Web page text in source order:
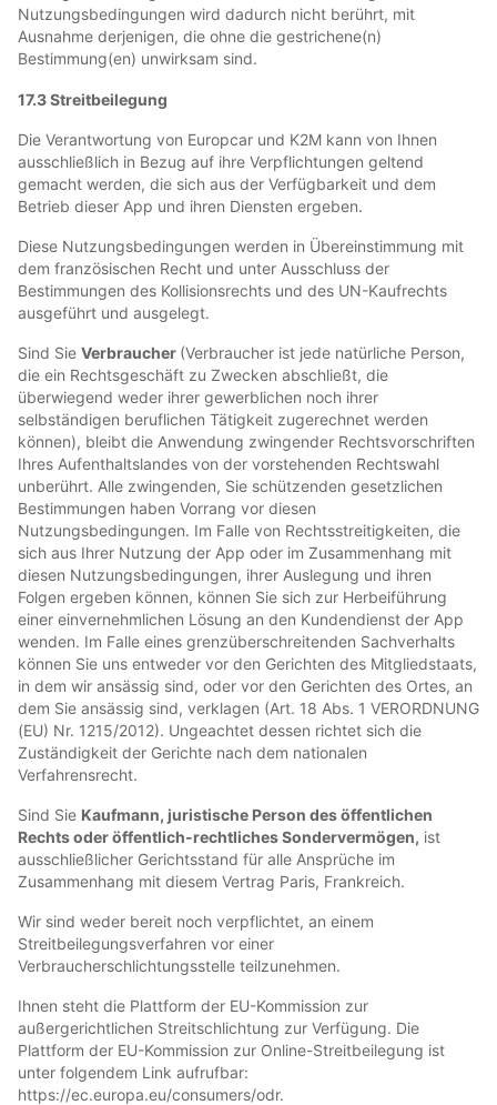
Nutzungsbedingungen wird dadurch nicht berührt, mit
Ausnahme derjenigen, die ohne die gestrichene(n)
Bestimmung(en) unwirksam sind.
17.3 Streitbeilegung
Die Verantwortung von Europcar und K2M kann von Ihnen
ausschließlich in Bezug auf ihre Verpflichtungen geltend
gemacht werden, die sich aus der Verfügbarkeit und dem
Betrieb dieser App und ihren Diensten ergeben.
Diese Nutzungsbedingungen werden in Übereinstimmung mit
dem französischen Recht und unter Ausschluss der
Bestimmungen des Kollisionsrechts und des UN-Kaufrechts
ausgeführt und ausgelegt.
Sind Sie Verbraucher (Verbraucher ist jede natürliche Person,
die ein Rechtsgeschäft zu Zwecken abschließt, die
überwiegend weder ihrer gewerblichen noch ihrer
selbständigen beruflichen Tätigkeit zugerechnet werden
können), bleibt die Anwendung zwingender Rechtsvorschriften
Ihres Aufenthaltslandes von der vorstehenden Rechtswahl
unberührt. Alle zwingenden, Sie schützenden gesetzlichen
Bestimmungen haben Vorrang vor diesen
Nutzungsbedingungen. Im Falle von Rechtsstreitigkeiten, die
sich aus Ihrer Nutzung der App oder im Zusammenhang mit
diesen Nutzungsbedingungen, ihrer Auslegung und ihren
Folgen ergeben können, können Sie sich zur Herbeiführung
einer einvernehmlichen Lösung an den Kundendienst der App
wenden. Im Falle eines grenzüberschreitenden Sachverhalts
können Sie uns entweder vor den Gerichten des Mitgliedstaats,
in dem wir ansässig sind, oder vor den Gerichten des Ortes, an
dem Sie ansässig sind, verklagen (Art. 18 Abs. 1 VERORDNUNG
(EU) Nr. 1215/2012). Ungeachtet dessen richtet sich die
Zuständigkeit der Gerichte nach dem nationalen
Verfahrensrecht.
Sind Sie Kaufmann, juristische Person des öffentlichen
Rechts oder öffentlich-rechtliches Sondervermögen, ist
ausschließlicher Gerichtsstand für alle Ansprüche im
Zusammenhang mit diesem Vertrag Paris, Frankreich.
Wir sind weder bereit noch verpflichtet, an einem
Streitbeilegungsverfahren vor einer
Verbraucherschlichtungsstelle teilzunehmen.
Ihnen steht die Plattform der EU-Kommission zur
außergerichtlichen Streitschlichtung zur Verfügung. Die
Plattform der EU-Kommission zur Online-Streitbeilegung ist
unter folgendem Link aufrufbar:
https://ec.europa.eu/consumers/odr.